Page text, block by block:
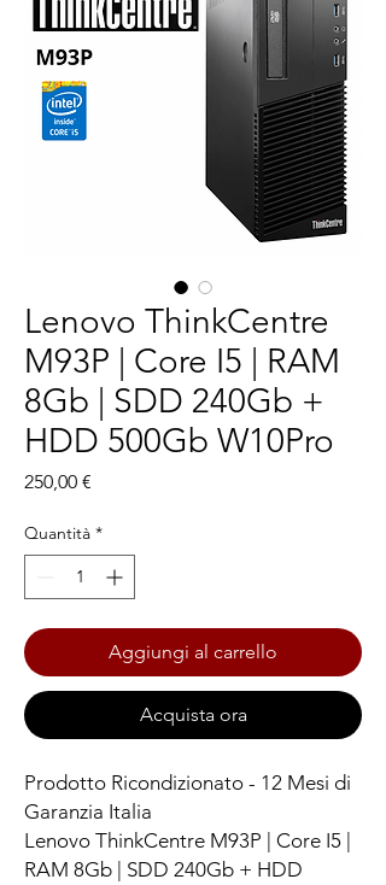
Lenovo ThinkCentre
M93P | Core I5 | RAM
8Gb | SDD 240Gb +
HDD 500Gb W10Pro
250,00 €
Quantità *
Aggiungi al carrello
Acquista ora
Prodotto Ricondizionato - 12 Mesi di
Garanzia Italia
Lenovo ThinkCentre M93P | Core I5 |
RAM 8Gb | SDD 240Gb + HDD